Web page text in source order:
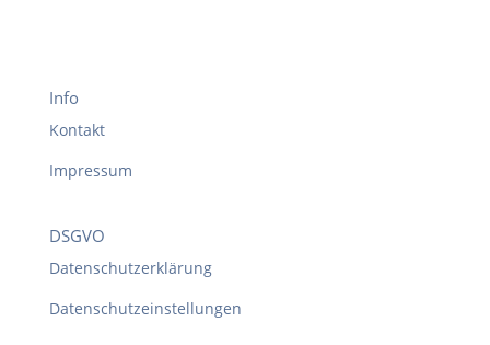
Info
Kontakt
Impressum
DSGVO
Datenschutzerklärung
Datenschutzeinstellungen